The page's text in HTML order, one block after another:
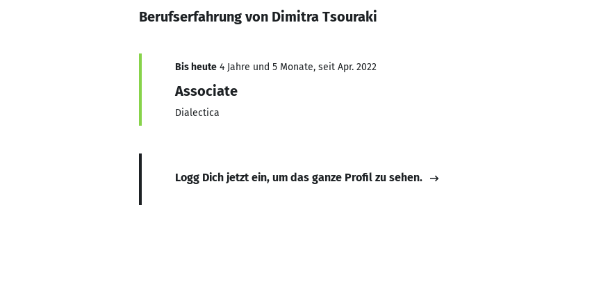
Berufserfahrung von Dimitra Tsouraki
Bis heute 4 Jahre und 5 Monate, seit Apr. 2022
Associate
Dialectica
Logg Dich jetzt ein, um das ganze Profil zu sehen.